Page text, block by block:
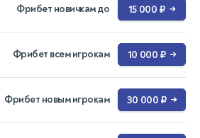
Фрибет новичкам до 15 000 ₽ →
Фрибет всем игрокам 10 000 ₽ →
Фрибет новым игрокам 30 000 ₽ →